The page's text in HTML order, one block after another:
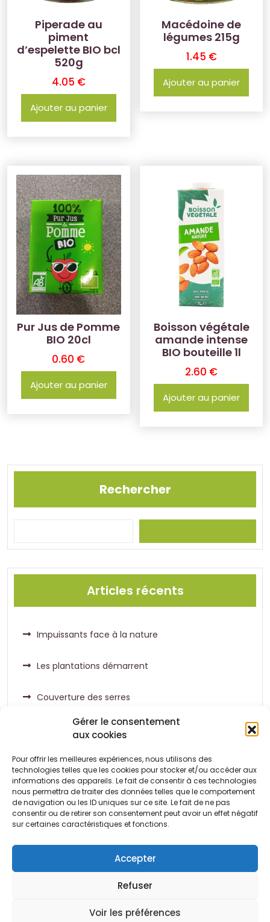
Gérer le consentement
aux cookies
Pour offrir les meilleures expériences, nous utilisons des
technologies telles que les cookies pour stocker et/ou accéder aux
informations des appareils. Le fait de consentir à ces technologies
nous permettra de traiter des données telles que le comportement
de navigation ou les ID uniques sur ce site. Le fait de ne pas
consentir ou de retirer son consentement peut avoir un effet négatif
sur certaines caractéristiques et fonctions.
Accepter
Refuser
Voir les préférences
Piperade au
piment
d’espelette BIO bcl
520g
4.05 €
Ajouter au panier
Macédoine de
légumes 215g
1.45 €
Ajouter au panier
Pur Jus de Pomme
BIO 20cl
0.60 €
Ajouter au panier
Boisson végétale
amande intense
BIO bouteille 1l
2.60 €
Ajouter au panier
Rechercher
Articles récents
Impuissants face à la nature
Les plantations démarrent
Couverture des serres
Commentaires récents
Aucun commentaire à afficher.
cookies (UE)
confidentialité